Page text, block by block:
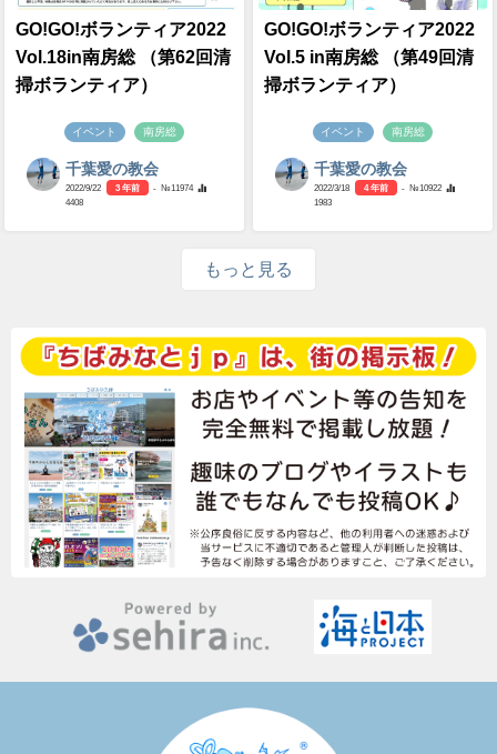
GO!GO!ボランティア2022
Vol.18in南房総 （第62回清
掃ボランティア）
イベント 南房総
千葉愛の教会
2022/9/22 3 年前
- №11974
4408
GO!GO!ボランティア2022
Vol.5 in南房総 （第49回清
掃ボランティア）
イベント 南房総
千葉愛の教会
2022/3/18 4 年前
- №10922
1983
もっと見る